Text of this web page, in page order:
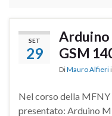
SET
29
Arduino
GSM
DiMauro Alfieri
Nel corso della
presentato: Arduino